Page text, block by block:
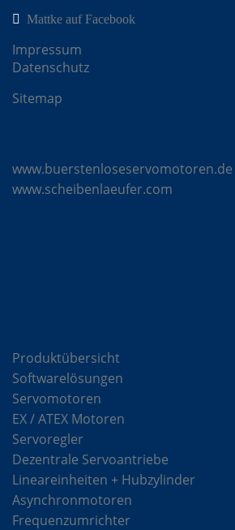
Mattke auf Facebook
Impressum
Datenschutz
Sitemap
www.buerstenloseservomotoren.de
www.scheibenlaeufer.com
Produktübersicht
Softwarelösungen
Servomotoren
EX / ATEX Motoren
Servoregler
Dezentrale Servoantriebe
Lineareinheiten + Hubzylinder
Asynchronmotoren
Frequenzumrichter